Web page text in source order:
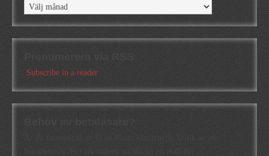
Arkiv
Prenumerera via RSS
Subscribe in a reader